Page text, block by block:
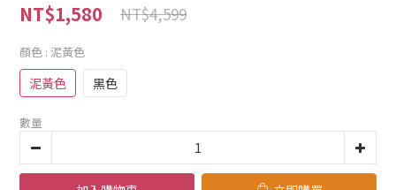
NT$1,580 NT$4,599
顏色 : 泥黃色
泥黃色 黑色
數量